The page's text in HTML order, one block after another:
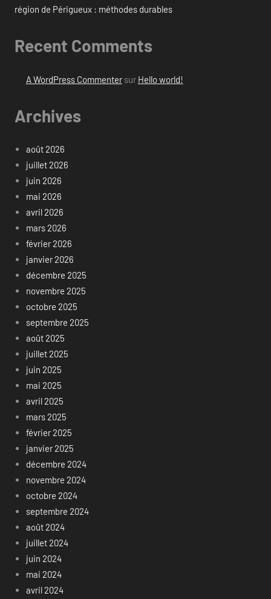
région de Périgueux : méthodes durables
Recent Comments
A WordPress Commentersur Hello world!
Archives
août 2026
juillet 2026
juin 2026
mai 2026
avril 2026
mars 2026
février 2026
janvier 2026
décembre 2025
novembre 2025
octobre 2025
septembre 2025
août 2025
juillet 2025
juin 2025
mai 2025
avril 2025
mars 2025
février 2025
janvier 2025
décembre 2024
novembre 2024
octobre 2024
septembre 2024
août 2024
juillet 2024
juin 2024
mai 2024
avril 2024